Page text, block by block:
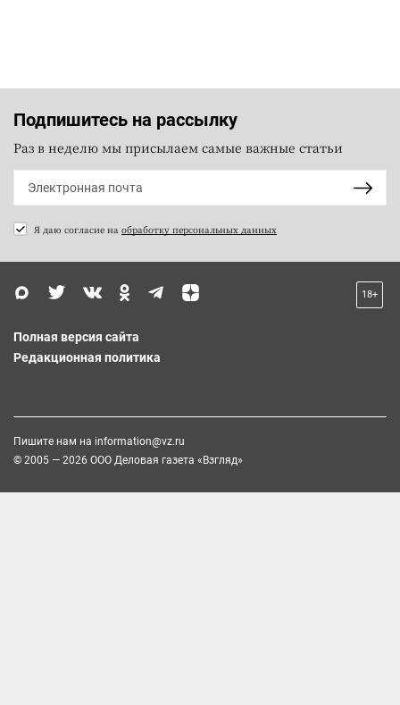
Подпишитесь на рассылку
Раз в неделю мы присылаем самые важные статьи
Я даю согласие на обработку персональных данных
18+
Полная версия сайта
Редакционная политика
Пишите нам на information@vz.ru
© 2005 — 2026 ООО Деловая газета «Взгляд»